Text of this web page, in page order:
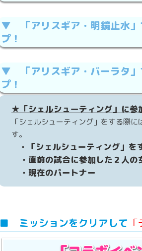
▼ 「アリスギア・明鏡止水」
プ！
▼ 「アリスギア・バーラタ」
プ！
★「シェルシューティング」に参
「シェルシューティング」をする際
す。
・「シェルシューティング」を
・直前の試合に参加した２人の
・現在のパートナー
■ ミッションをクリアして